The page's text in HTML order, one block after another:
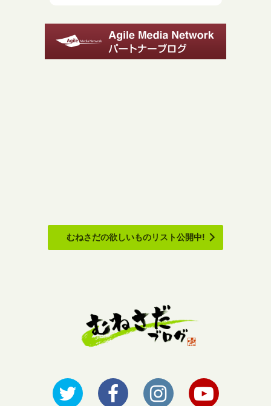
むねさだの欲しいものリスト公開中!